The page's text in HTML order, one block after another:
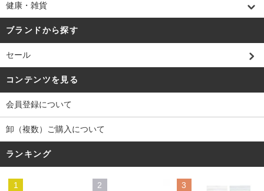
健康・雑貨
ブランドから探す
セール
コンテンツを見る
会員登録について
卸（複数）ご購入について
ランキング
1 2 3